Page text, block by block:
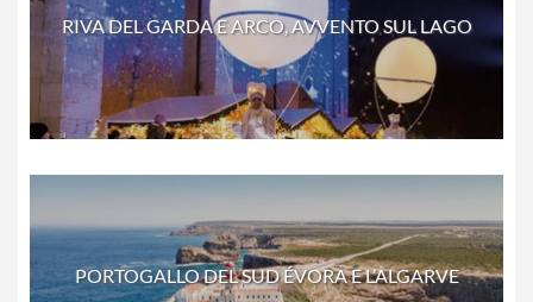
RIVA DEL GARDA E ARCO, AVVENTO SUL LAGO
PORTOGALLO DEL SUD ÉVORA E L’ALGARVE